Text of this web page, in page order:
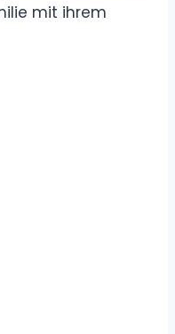
mit ihrem